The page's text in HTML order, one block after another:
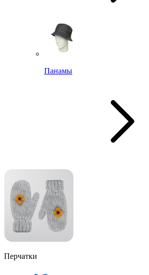
Панамы
Перчатки